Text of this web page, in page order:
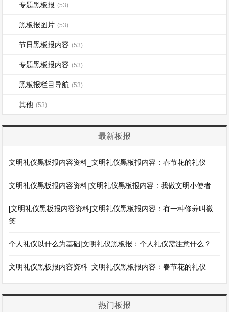
专题黑板报 (53)
黑板报图片 (53)
节日黑板报内容 (53)
专题黑板报内容 (53)
黑板报栏目导航 (53)
其他 (53)
最新板报
文明礼仪黑板报内容资料_文明礼仪黑板报内容：春节花的礼仪
文明礼仪黑板报内容资料|文明礼仪黑板报内容：我做文明小使者
[文明礼仪黑板报内容资料]文明礼仪黑板报内容：有一种修养叫微
笑
个人礼仪以什么为基础|文明礼仪黑板报：个人礼仪需注意什么？
文明礼仪黑板报内容资料_文明礼仪黑板报内容：春节花的礼仪
热门板报